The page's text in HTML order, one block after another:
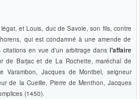
et Louis, duc de Savoie, son fils, contre
qui est condamné à une amende de
en vue d'un arbitrage dans l'affaire
de Barjac et de La Rochette, maréchal de
Varambon, Jacques de Montbel, seigneur
de la Cueille, Pierre de Menthon, Jacques
(1450).